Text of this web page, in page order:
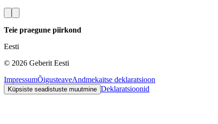
Teie praegune piirkond
Eesti
© 2026 Geberit Eesti
ImpressumÕigusteaveAndmekaitse deklaratsioon
Küpsiste seadistuste muutmine Deklaratsioonid